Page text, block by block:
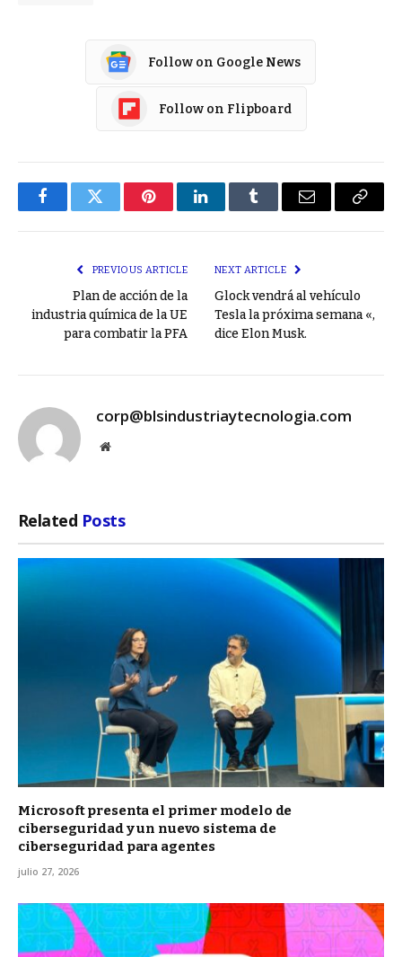
Follow on Google News
Follow on Flipboard
FacebookTwitter PinterestLinkedInTumblr Email
Copy
PREVIOUS ARTICLE
Plan de acción de la
industria química de la UE
para combatir la PFA
NEXT ARTICLE
Glock vendrá al vehículo
Tesla la próxima semana «,
dice Elon Musk.
corp@blsindustriaytecnologia.com
Website
Related Posts
Microsoft presenta el primer modelo de
ciberseguridad y un nuevo sistema de
ciberseguridad para agentes
julio 27, 2026